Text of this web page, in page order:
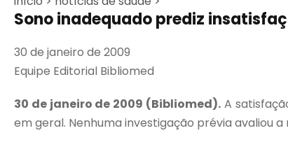
Sono inadequado prediz
30 de janeiro de 2009
Equipe Editorial Bibliomed
30 de janeiro de 2009 (Bibliomed). A
em geral. Nenhuma investigação prévia avaliou